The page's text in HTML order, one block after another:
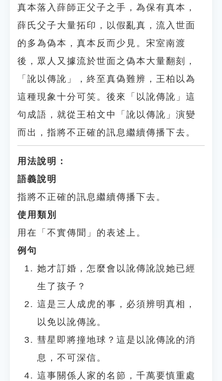
真本落入薛師正父子之手，為保有真本，
薛氏父子大量拓印，以假亂真，流入世面
的多為偽本，真本反而少見。宋室南渡
後，眾人又據流於世面之偽本大量翻刻，
「訛以傳訛」，終至真偽難辨，王柏以為
這種現象十分可笑。後來「以訛傳訛」這
句成語，就從王柏文中「訛以傳訛」演變
而出，指將不正確的訊息繼續傳播下去。
用法說明：
語義說明
指將不正確的訊息繼續傳播下去。
使用類別
用在「不實傳聞」的表述上。
例句
她才訂婚，怎麼會以訛傳訛說她已經
生了孩子？
這是三人成虎的事，必須辨明真相，
以免以訛傳訛。
彗星即將撞地球？這是以訛傳訛的消
息，不可深信。
這事關係人家的名節，千萬要慎重處